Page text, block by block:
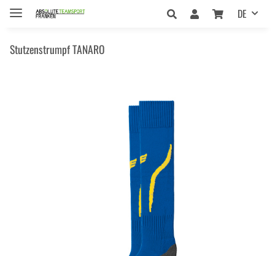
DE
Stutzenstrumpf TANARO